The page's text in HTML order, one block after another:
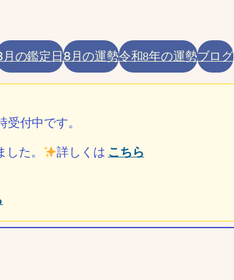
の鑑定日8月の運勢令和8年の運勢ブログ
付中です。
た。 詳しくは こちら